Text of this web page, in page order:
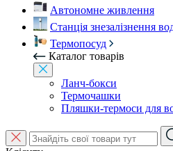
Автономне живлення
Станція знезалізнення
Термопосуд
Каталог товарів
Ланч-бокси
Термочашки
Пляшки-термоси для